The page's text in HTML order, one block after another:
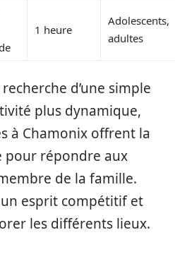
1 heure
Adolescents,
adultes
d’une simple
plus dynamique,
à Chamonix offrent la
pour répondre aux
de la famille.
esprit compétitif et
les différents lieux.